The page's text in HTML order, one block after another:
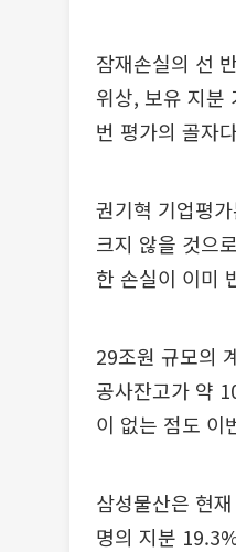
잠재손실의 선
위상, 보유 지분
번 평가의 골자
권기혁 기업평
크지 않을 것으
한 손실이 이미
29조원 규모의
공사잔고가 약
이 없는 점도 이
삼성물산은 현
명의 지분